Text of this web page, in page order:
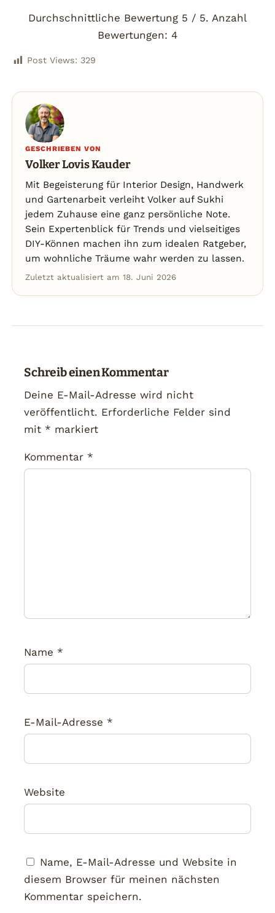
Durchschnittliche Bewertung 5 / 5. Anzahl
Bewertungen: 4
Post Views: 329
GESCHRIEBEN VON
Volker Lovis Kauder
Mit Begeisterung für Interior Design, Handwerk
und Gartenarbeit verleiht Volker auf Sukhi
jedem Zuhause eine ganz persönliche Note.
Sein Expertenblick für Trends und vielseitiges
DIY-Können machen ihn zum idealen Ratgeber,
um wohnliche Träume wahr werden zu lassen.
Zuletzt aktualisiert am 18. Juni 2026
Schreib einen Kommentar
Deine E-Mail-Adresse wird nicht
veröffentlicht. Erforderliche Felder sind
mit * markiert
Kommentar *
Name *
E-Mail-Adresse *
Website
Name, E-Mail-Adresse und Website in
diesem Browser für meinen nächsten
Kommentar speichern.